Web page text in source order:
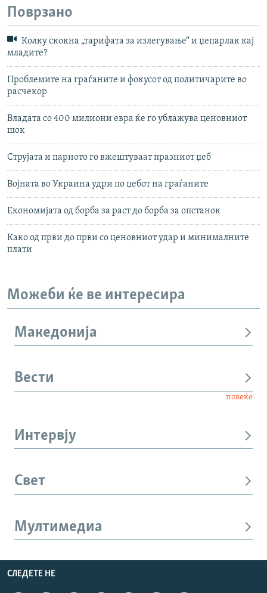
Поврзано
Колку скокна „тарифата за излегување“ и џепарлак кај
младите?
Проблемите на граѓаните и фокусот од политичарите во
расчекор
Владата со 400 милиони евра ќе го ублажува ценовниот
шок
Струјата и парното го вжештуваат празниот џеб
Војната во Украина удри по џебот на граѓаните
Економијата од борба за раст до борба за опстанок
Како од први до први со ценовниот удар и минималните
плати
Можеби ќе ве интересира
Македонија
Вести
повеќе
Интервју
Свет
Мултимедиа
СЛЕДЕТЕ НЕ